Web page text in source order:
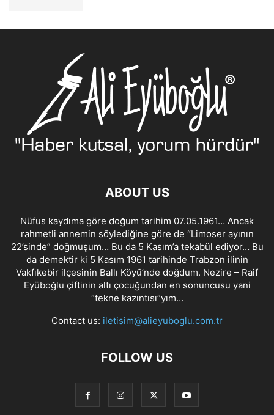
ABOUT US
Nüfus kaydıma göre doğum tarihim 07.05.1961… Ancak
rahmetli annemin söylediğine göre de “Limoser ayının
22’sinde” doğmuşum… Bu da 5 Kasım’a tekabül ediyor… Bu
da demektir ki 5 Kasım 1961 tarihinde Trabzon ilinin
Vakfıkebir ilçesinin Ballı Köyü’nde doğdum. Nezire – Raif
Eyüboğlu çiftinin altı çocuğundan en sonuncusu yani
“tekne kazıntısı”yım…
Contact us: iletisim@alieyuboglu.com.tr
FOLLOW US